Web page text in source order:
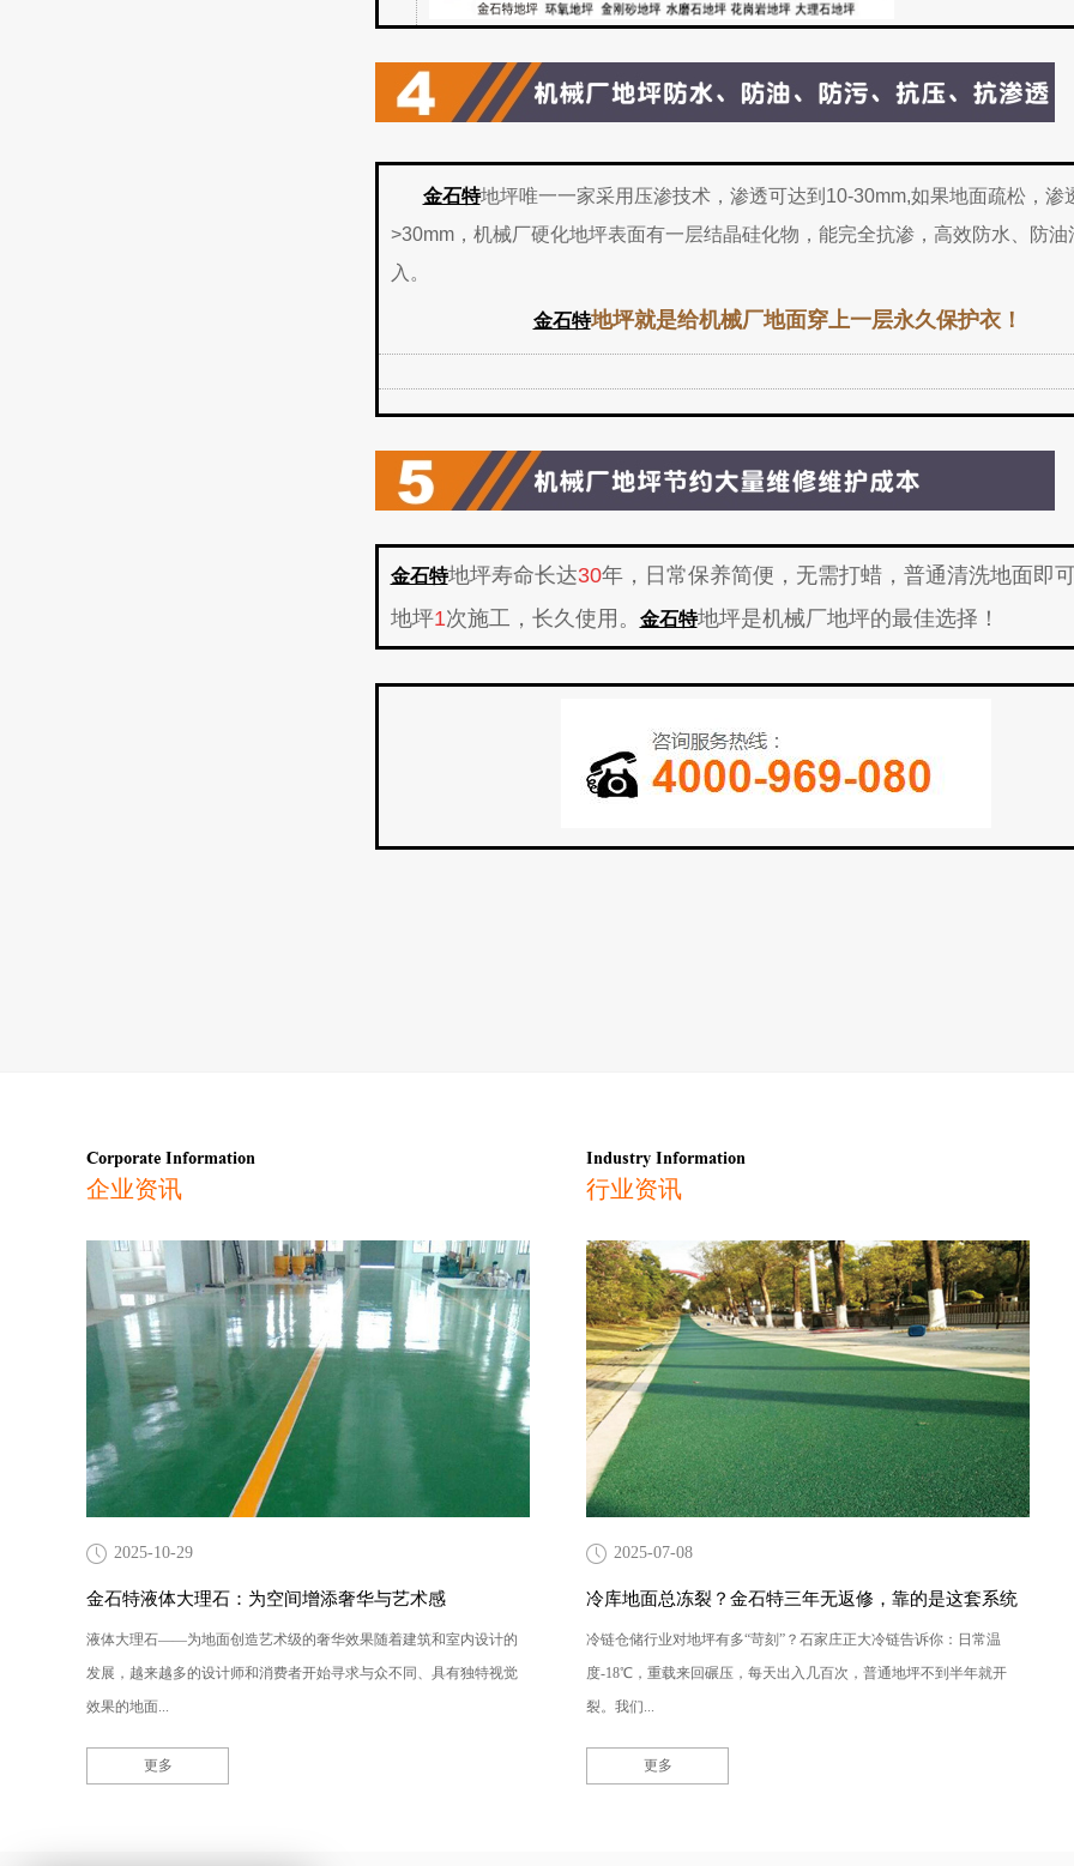
金石特地坪唯一一家采用压渗技术，渗透可达到10-30mm,如果地面疏松，渗
>30mm，机械厂硬化地坪表面有一层结晶硅化物，能完全抗渗，高效防水、防油
入。
金石特地坪就是给机械厂地面穿上一层永久保护衣！
金石特地坪寿命长达30年，日常保养简便，无需打蜡，普通清洗地面即可
地坪1次施工，长久使用。 金石特地坪是机械厂地坪的最佳选择！
Corporate Information
企业资讯
2025-10-29
金石特液体大理石：为空间增添奢华与艺术感
液体大理石——为地面创造艺术级的奢华效果随着建筑和室内设计的
发展，越来越多的设计师和消费者开始寻求与众不同、具有独特视觉
效果的地面...
更多
Industry Information
行业资讯
2025-07-08
冷库地面总冻裂？金石特三年无返修，靠的是这套系统
冷链仓储行业对地坪有多“苛刻”？石家庄正大冷链告诉你：日常温
度-18℃，重载来回碾压，每天出入几百次，普通地坪不到半年就开
裂。我们...
更多